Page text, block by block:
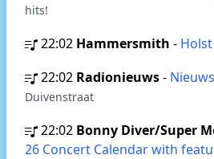
hits!
22:02 Hammersmith - Holst
22:02 Radionieuws-
Duivenstraat
22:02 Bonny Diver/Super
26 Concert Calendar with